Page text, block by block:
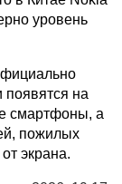
уровень
появятся на
смартфоны, а
пожилых
экрана.